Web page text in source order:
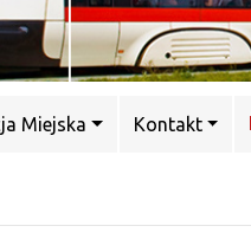
Miejska Kontakt